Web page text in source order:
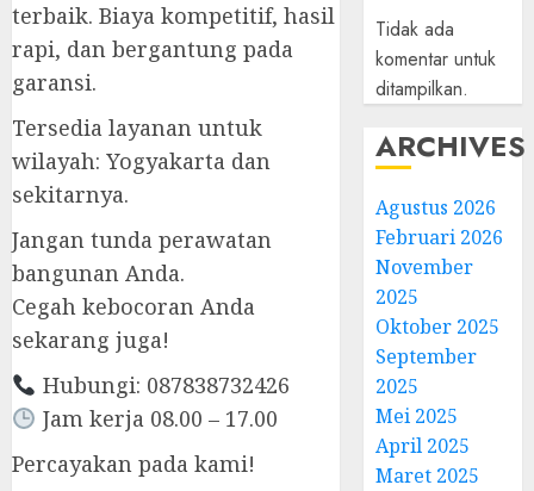
terbaik. Biaya kompetitif, hasil
rapi, dan bergantung pada
garansi.
Tersedia layanan untuk
wilayah: Yogyakarta dan
sekitarnya.
Jangan tunda perawatan
bangunan Anda.
Cegah kebocoran Anda
sekarang juga!
Hubungi: 087838732426
Jam kerja 08.00 – 17.00
Percayakan pada kami!
Tidak ada
komentar untuk
ditampilkan.
ARCHIVES
Agustus 2026
Februari 2026
November
2025
Oktober 2025
September
2025
Mei 2025
April 2025
Maret 2025